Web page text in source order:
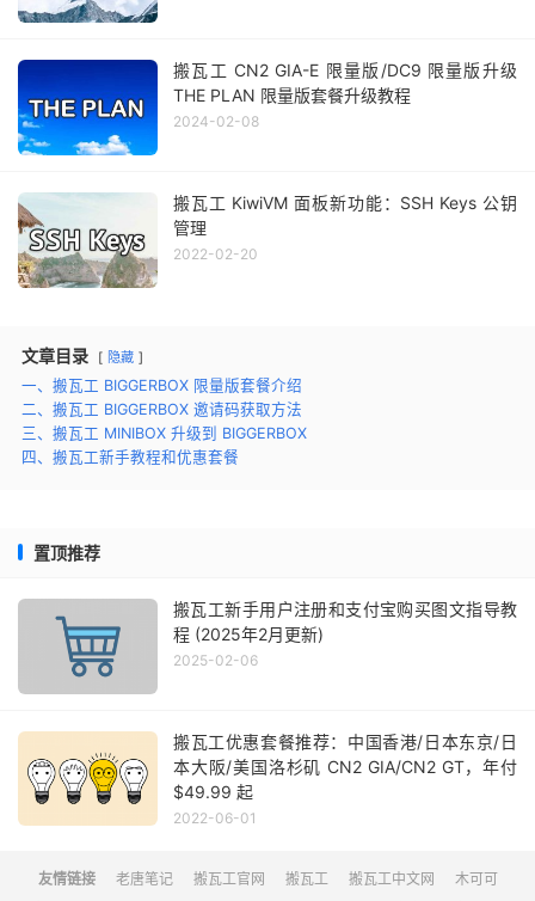
搬瓦工 CN2 GIA-E 限量版/DC9 限量版升级
THE PLAN 限量版套餐升级教程
2024-02-08
搬瓦工 KiwiVM 面板新功能：SSH Keys 公钥
管理
2022-02-20
文章目录 隐藏
一、搬瓦工 BIGGERBOX 限量版套餐介绍
二、搬瓦工 BIGGERBOX 邀请码获取方法
三、搬瓦工 MINIBOX 升级到 BIGGERBOX
四、搬瓦工新手教程和优惠套餐
置顶推荐
搬瓦工新手用户注册和支付宝购买图文指导教
程 (2025年2月更新)
2025-02-06
搬瓦工优惠套餐推荐：中国香港/日本东京/日
本大阪/美国洛杉矶 CN2 GIA/CN2 GT，年付
$49.99 起
2022-06-01
友情链接 老唐笔记 搬瓦工官网 搬瓦工 搬瓦工中文网
木可可